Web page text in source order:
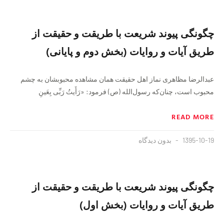
چگونگی پیوند شریعت با طریقت و حقیقت از
طریق آیات و روایات (بخش دوم و پایانی)
عبدالرضا مظاهری نماز اهل حقیقت‌‌‌ همان مشاهده محبوبشان به چشم
محبوب است، چنان‌که رسول‌الله (ص) فرمود: «رَأَیتُ رَبِّی بِعَینِ
READ MORE
1395-10-19 بدون دیدگاه
چگونگی پیوند شریعت با طریقت و حقیقت از
طریق آیات و روایات (بخش اول)